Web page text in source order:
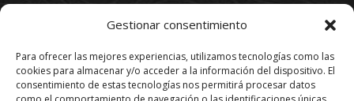
Gestionar consentimiento
Para ofrecer las mejores experiencias, utilizamos tecnologías como las
cookies para almacenar y/o acceder a la información del dispositivo. El
consentimiento de estas tecnologías nos permitirá procesar datos
+34 609 730 569
SÍGUENOS